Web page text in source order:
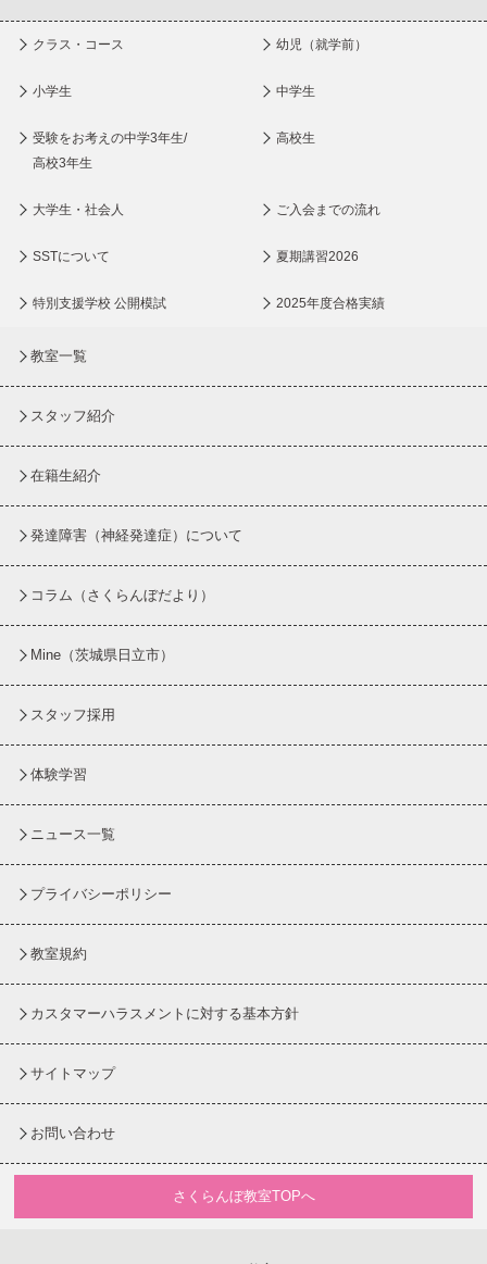
クラス・コース 幼児（就学前）
小学生 中学生
受験をお考えの中学3年生/
高校3年生
高校生
大学生・社会人 ご入会までの流れ
SSTについて 夏期講習2026
特別支援学校 公開模試 2025年度合格実績
教室一覧
スタッフ紹介
在籍生紹介
発達障害（神経発達症）について
コラム （さくらんぼだより）
Mine（茨城県日立市）
スタッフ採用
体験学習
ニュース一覧
プライバシーポリシー
教室規約
カスタマーハラスメントに対する基本方針
サイトマップ
お問い合わせ
さくらんぼ教室TOPへ